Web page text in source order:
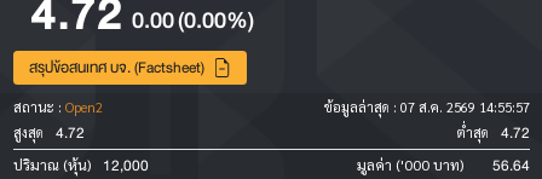
0.00(0.00%)
สรุปข้อสนเทศ บจ. (Factsheet)
สถานะ : Open2 ข้อมูลล่าสุด : 07 ส.ค. 2569 14:55:57
สูงสุด
4.72 ต่ำสุด 4.72
ปริมาณ (หุ้น) 12,000 มูลค่า ('000 บาท) 56.64